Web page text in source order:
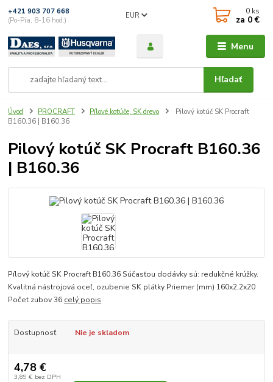
Menu
EUR
Hľadať
+421 903 707 668
(Po-Pia, 8-16 hod.)
0 ks
za 0 €
Úvod PROCRAFT Pílové kotúče, SK drevo
Pilový kotúč SK Procraft
B160.36 | B160.36
Pilový kotúč SK Procraft B160.36
| B160.36
Pílový kotúč SK Procraft B160.36 Súčasťou dodávky sú: redukčné krúžky.
Kvalitná nástrojová oceľ, ozubenie SK plátky Priemer (mm) 160x2,2x20
Počet zubov 36 celý popis
Dostupnosť Nie je skladom
4,78 €
3,89 € bez DPH